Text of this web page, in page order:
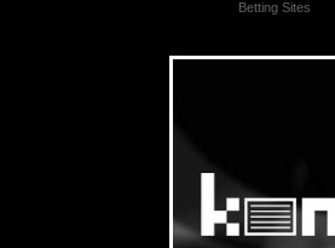
Betting Sites